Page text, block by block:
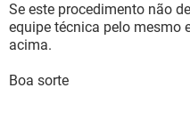
Se este procedimento não
equipe técnica pelo mesmo
acima.
Boa sorte